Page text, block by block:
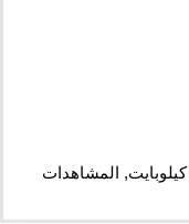
(626.4 كيلوبايت, المشاهدات